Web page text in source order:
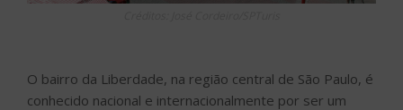
O bairro da Liberdade, na região central de São Paulo, é
conhecido nacional e internacionalmente por ser um